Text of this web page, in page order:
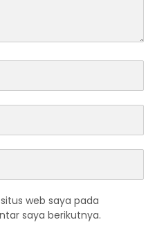
web saya pada
saya berikutnya.